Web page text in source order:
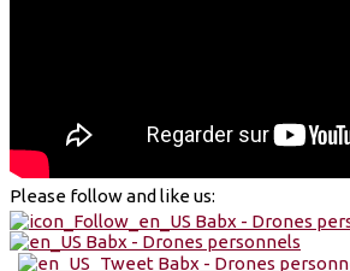
Please follow and like us: